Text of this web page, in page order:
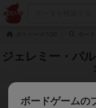
ジェレミー・パ
ボードゲームの